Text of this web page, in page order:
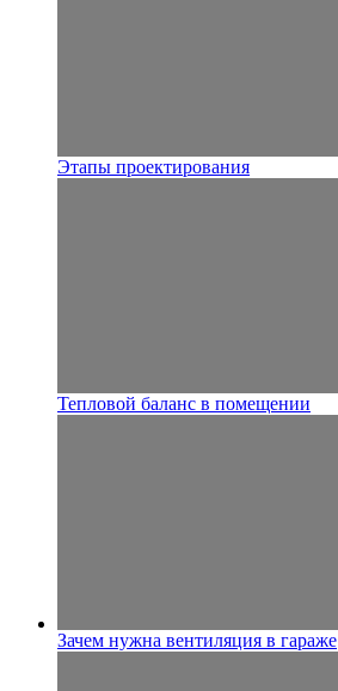
Этапы проектирования
Тепловой баланс в помещении
Зачем нужна вентиляция в гараже